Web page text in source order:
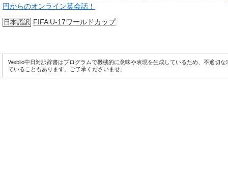
円からのオンライン英会話！
日本語訳 FIFA U-17ワールドカップ
Weblio中日対訳辞書はプログラムで機械的に意味や表現を生成しているため、不適切な
ていることもあります。ご了承くださいませ。